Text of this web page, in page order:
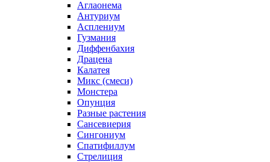
Аглаонема
Антуриум
Асплениум
Гузмания
Диффенбахия
Драцена
Калатея
Микс (смеси)
Монстера
Опунция
Разные растения
Сансевиерия
Сингониум
Спатифиллум
Стрелиция